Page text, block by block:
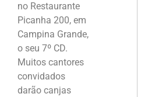
no Restaurante
Picanha 200, em
Campina Grande,
o seu 7º CD.
Muitos cantores
convidados
darão canjas